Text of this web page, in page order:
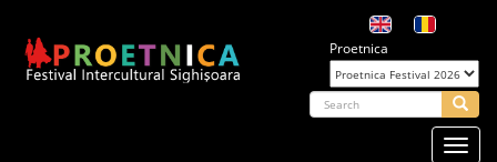
conţinutul
principal
Proetnica